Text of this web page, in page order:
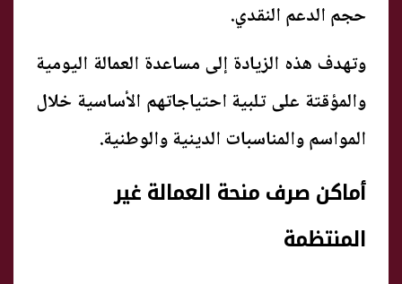
حجم الدعم النقدي.
وتهدف هذه الزيادة إلى مساعدة العمالة اليومية
والمؤقتة على تلبية احتياجاتهم الأساسية خلال
المواسم والمناسبات الدينية والوطنية.
أماكن صرف منحة العمالة غير
المنتظمة